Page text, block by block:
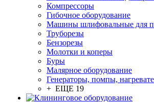
Компрессоры
Гибочное оборудование
Машины шлифовальные для
Труборезы
Бензорезы
Молотки и коперы
Буры
Малярное оборудование
Генераторы, помпы,
+ ЕЩЕ 19